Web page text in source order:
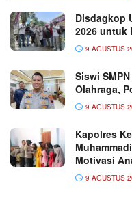
Disdagkop
2026 untuk
9 AGUSTUS
Siswi
Olahraga,
9 AGUSTUS
Kapolres
Motivasi
9 AGUSTUS